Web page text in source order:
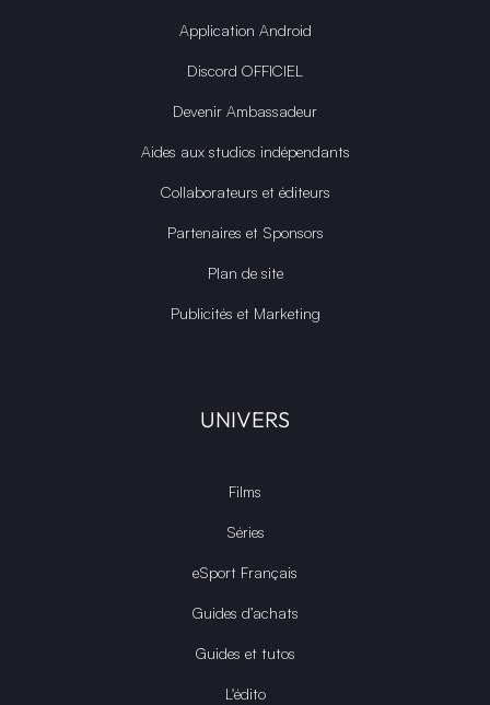
Application Android
Discord OFFICIEL
Devenir Ambassadeur
Aides aux studios indépendants
Collaborateurs et éditeurs
Partenaires et Sponsors
Plan de site
Publicités et Marketing
UNIVERS
Films
Séries
eSport Français
Guides d’achats
Guides et tutos
L'édito